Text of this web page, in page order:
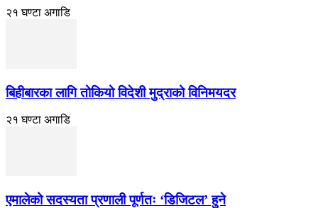
२१ घण्टा अगाडि
बिहीबारका लागि तोकियो विदेशी मुद्राको विनिमयदर
२१ घण्टा अगाडि
एमालेको सदस्यता प्रणाली पूर्णतः ‘डिजिटल’ हुने